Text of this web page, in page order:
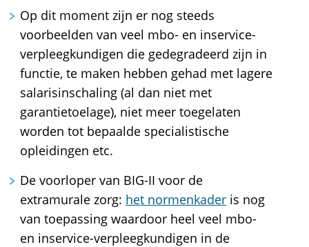
Op dit moment zijn er nog steeds
voorbeelden van veel mbo- en inservice-
verpleegkundigen die gedegradeerd zijn in
functie, te maken hebben gehad met lagere
salarisinschaling (al dan niet met
garantietoelage), niet meer toegelaten
worden tot bepaalde specialistische
opleidingen etc.
De voorloper van BIG-II voor de
extramurale zorg: het normenkaderis nog
van toepassing waardoor heel veel mbo-
en inservice-verpleegkundigen in de